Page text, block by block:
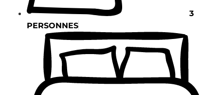
3
PERSONNES